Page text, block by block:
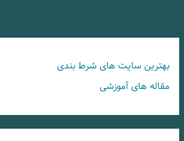
بهترین سایت های شرط بندی
مقاله های آموزشی